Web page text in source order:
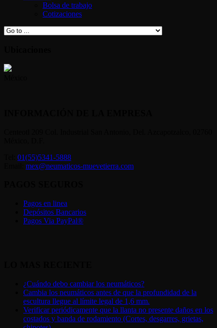
Bolsa de trabajo
Cotizaciones
01(55)5341-5888
mex@neumaticos-muevetierra.com
Pagos en linea
Depósitos Bancarios
Pagos Via PayPal®
¿Cuándo debo cambiar los neumáticos?
Cambia los neumáticos antes de que la profundidad de la
escultura llegue al límite legal de 1,6 mm.
Verificar periódicamente que la llanta no presente daños en los
costados y banda de rodamiento (Cortes, desgarres, grietas,